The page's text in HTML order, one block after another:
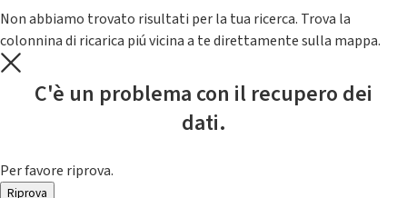
Non abbiamo trovato risultati per la tua ricerca. Trova la
colonnina di ricarica piú vicina a te direttamente sulla mappa.
C'è un problema con il recupero dei
dati.
Per favore riprova.
Riprova